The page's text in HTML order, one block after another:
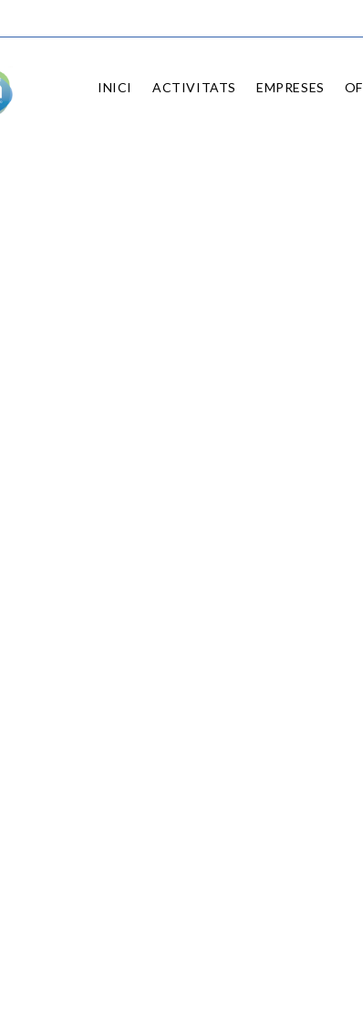
INICI ACTIVITATS EMPRESES